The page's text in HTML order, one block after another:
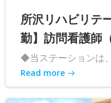
所沢リハビリテ
勤】訪問看護師
◆当ステーションは
Read more